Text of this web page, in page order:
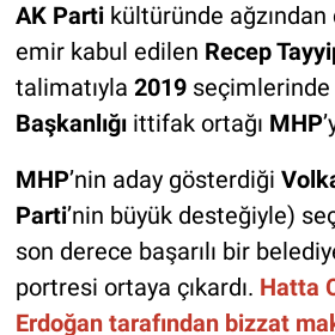
AK Parti kültüründe
emir kabul edilen Recep
talimatıyla 2019seçimlerinde
Başkanlığıittifak ortağı MHP
MHP’nin aday gösterdiği
Parti’nin büyük desteğiyle)
son derece başarılı bir
portresi ortaya çıkardı. Hatta
Erdoğan tarafından bizzat